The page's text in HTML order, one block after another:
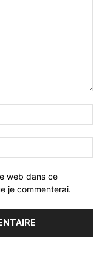
web dans ce
je commenterai.